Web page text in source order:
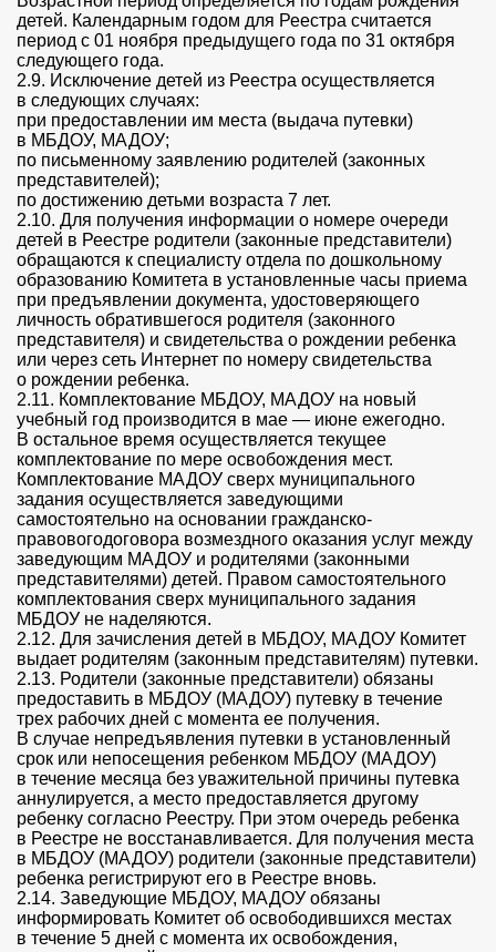
детей. Календарным годом для Реестра считается
период с 01 ноября предыдущего года по 31 октября
следующего года.
2.9. Исключение детей из Реестра осуществляется
в следующих случаях:
при предоставлении им места (выдача путевки)
в МБДОУ, МАДОУ;
по письменному заявлению родителей (законных
представителей);
по достижению детьми возраста 7 лет.
2.10. Для получения информации о номере очереди
детей в Реестре родители (законные представители)
обращаются к специалисту отдела по дошкольному
образованию Комитета в установленные часы приема
при предъявлении документа, удостоверяющего
личность обратившегося родителя (законного
представителя) и свидетельства о рождении ребенка
или через сеть Интернет по номеру свидетельства
о рождении ребенка.
2.11. Комплектование МБДОУ, МАДОУ на новый
учебный год производится в мае — июне ежегодно.
В остальное время осуществляется текущее
комплектование по мере освобождения мест.
Комплектование МАДОУ сверх муниципального
задания осуществляется заведующими
самостоятельно на основании гражданско-
правовогодоговора возмездного оказания услуг между
заведующим МАДОУ и родителями (законными
представителями) детей. Правом самостоятельного
комплектования сверх муниципального задания
МБДОУ не наделяются.
2.12. Для зачисления детей в МБДОУ, МАДОУ Комитет
выдает родителям (законным представителям) путевки.
2.13. Родители (законные представители) обязаны
предоставить в МБДОУ (МАДОУ) путевку в течение
трех рабочих дней с момента ее получения.
В случае непредъявления путевки в установленный
срок или непосещения ребенком МБДОУ (МАДОУ)
в течение месяца без уважительной причины путевка
аннулируется, а место предоставляется другому
ребенку согласно Реестру. При этом очередь ребенка
в Реестре не восстанавливается. Для получения места
в МБДОУ (МАДОУ) родители (законные представители)
ребенка регистрируют его в Реестре вновь.
2.14. Заведующие МБДОУ, МАДОУ обязаны
информировать Комитет об освободившихся местах
в течение 5 дней с момента их освобождения,